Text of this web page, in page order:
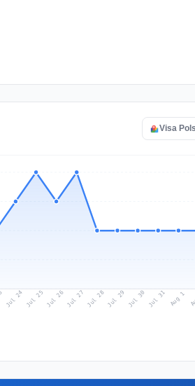
Visa
Jul 24 Jul 25 Jul 26Jul 27 Jul 28Jul 29 Jul 30 Jul 31 Aug 1